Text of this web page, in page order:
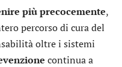
più precocemente,
percorso di cura del
oltre i sistemi
continua a